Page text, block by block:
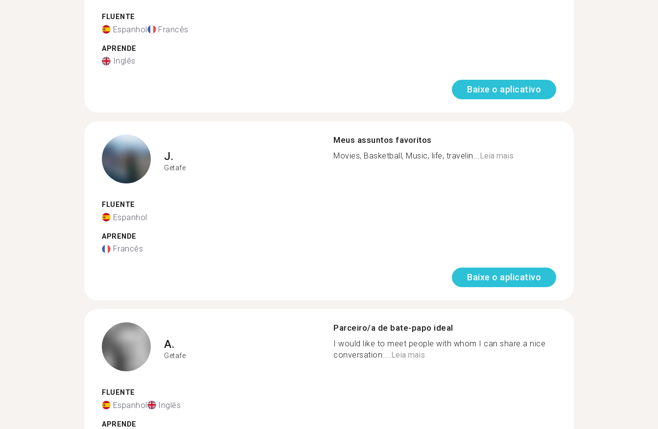
FLUENTE
Espanhol Francês
APRENDE
Inglês
Baixe o aplicativo
J.
Getafe
FLUENTE
Espanhol
APRENDE
Francês
Meus assuntos favoritos
Movies, Basketball, Music, life, travelin...Leia mais
Baixe o aplicativo
A.
Getafe
FLUENTE
Espanhol Inglês
APRENDE
Parceiro/a de bate-papo ideal
I would like to meet people with whom I can share a nice
conversation....Leia mais